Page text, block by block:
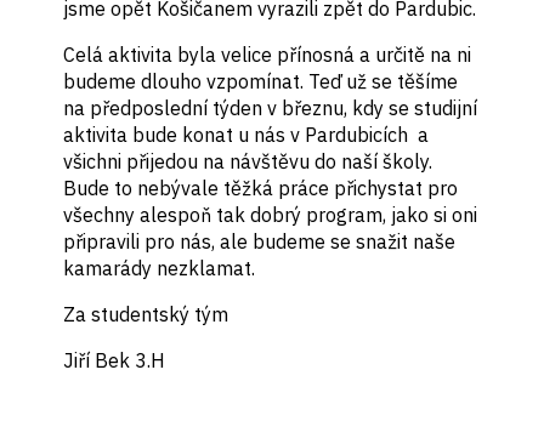
jsme opět Košičanem vyrazili zpět do Pardubic.
Celá aktivita byla velice přínosná a určitě na ni
budeme dlouho vzpomínat. Teď už se těšíme
na předposlední týden v březnu, kdy se studijní
aktivita bude konat u nás v Pardubicích a
všichni přijedou na návštěvu do naší školy.
Bude to nebývale těžká práce přichystat pro
všechny alespoň tak dobrý program, jako si oni
připravili pro nás, ale budeme se snažit naše
kamarády nezklamat.
Za studentský tým
Jiří Bek 3.H